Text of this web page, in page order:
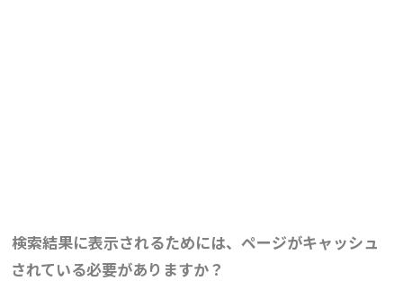
検索結果に表示されるためには、ページがキャッシュ
されている必要がありますか？